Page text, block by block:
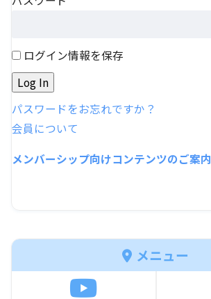
ログイン情報を保存
パスワードをお忘れですか？
会員について
メンバーシップ向けコンテンツのご案内
メニュー